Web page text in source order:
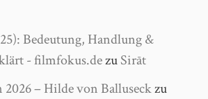
Bedeutung, Handlung &
- filmfokus.dezuSirāt
– Hilde von Balluseckzu